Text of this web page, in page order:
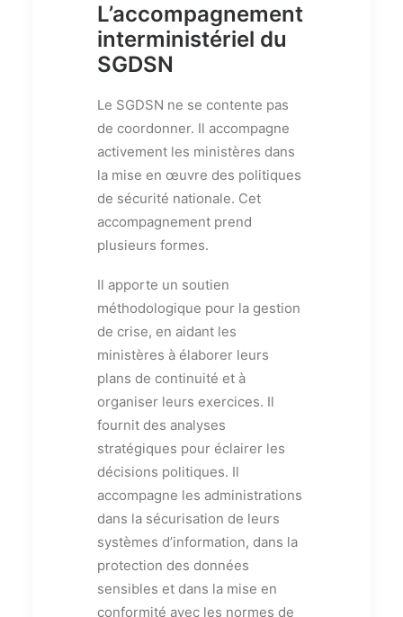
L’accompagnement
interministériel du
SGDSN
Le SGDSN ne se contente pas
de coordonner. Il accompagne
activement les ministères dans
la mise en œuvre des politiques
de sécurité nationale. Cet
accompagnement prend
plusieurs formes.
Il apporte un soutien
méthodologique pour la gestion
de crise, en aidant les
ministères à élaborer leurs
plans de continuité et à
organiser leurs exercices. Il
fournit des analyses
stratégiques pour éclairer les
décisions politiques. Il
accompagne les administrations
dans la sécurisation de leurs
systèmes d’information, dans la
protection des données
sensibles et dans la mise en
conformité avec les normes de